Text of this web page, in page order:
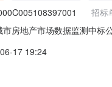
招标
市房地产市场数据监测中标
北京市海淀区交大东路66号
17 19:24